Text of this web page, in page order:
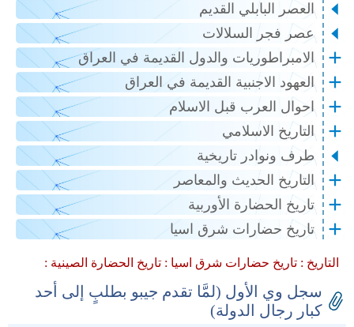
العصر البابلي القديم
عصر فجر السلالات
الامبراطوريات والدول القديمة في العراق
العهود الاجنبية القديمة في العراق
احوال العرب قبل الاسلام
التاريخ الاسلامي
طرف ونوادر تاريخية
التاريخ الحديث والمعاصر
تاريخ الحضارة الأوربية
تاريخ حضارات شرق اسيا
التاريخ : تاريخ حضارات شرق اسيا : تاريخ الحضارة الصينية :
سجل وي الأول (لمَّا تقدم جيبو بطلبٍ إلى أحد
كبار رجال الدولة)